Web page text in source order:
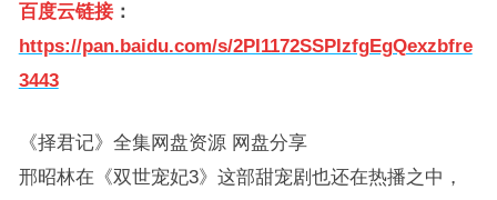
百度云链接：
https://pan.baidu.com/s/2PI1172SSPIzfgEgQexzbfre
3443
《择君记》全集网盘资源 网盘分享
邢昭林在《双世宠妃3》这部甜宠剧也还在热播之中，